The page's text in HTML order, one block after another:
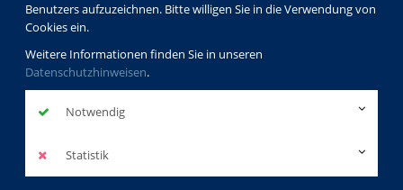
Benutzers aufzuzeichnen. Bitte willigen Sie in die Verwendung von
Cookies ein.
Weitere Informationen finden Sie in unseren
Datenschutzhinweisen.
Notwendig
Statistik
Detlef Kather
Dozentenprofil
Kurse des Dozenten